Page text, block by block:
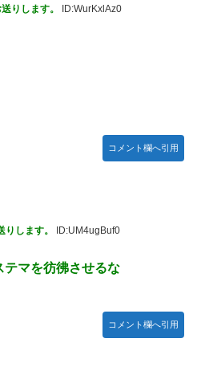
グのファンさん、二人とツーショ
して学マスもAIアイドルを出そう
配信で追って見ると…
青入れてる奴は全員バカです」→30
で退店！Gメンに確保され「なん
国重慶市で珍しい事故が撮影され
円の最新フィギュア、ガチで作り
りします。 ID:WurKxlAz0
コメント欄へ引用
します。 ID:UM4ugBuf0
テマを彷彿させるな
コメント欄へ引用